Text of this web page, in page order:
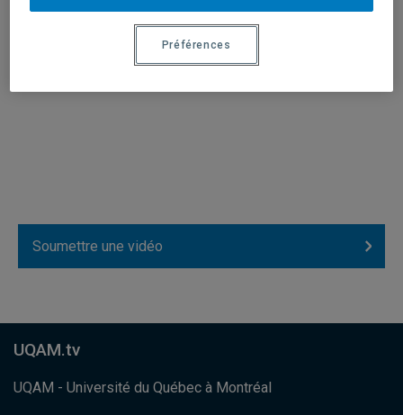
Soumettre une vidéo
UQAM - Université du Québec à Montréal
UQAM.tv
Préférences